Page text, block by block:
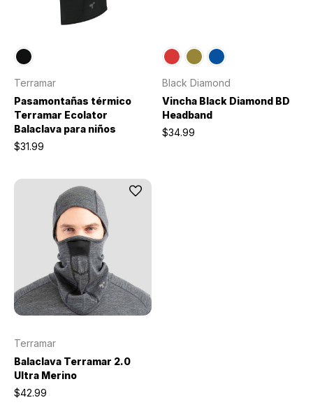
Terramar
Pasamontañas térmico
Terramar Ecolator
Balaclava para niños
$31.99
Black Diamond
Vincha Black Diamond BD
Headband
$34.99
Terramar
Balaclava Terramar 2.0
Ultra Merino
$42.99